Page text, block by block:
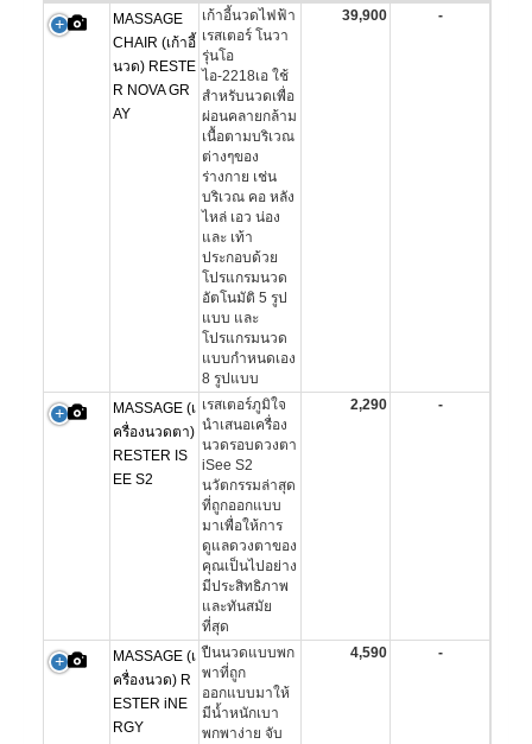
MASSAGE
CHAIR (เก้าอี้
นวด) RESTE
R NOVA GR
AY
เก้าอี้นวดไฟฟ้า
เรสเตอร์ โนวา
รุ่นโอ
ไอ-2218เอ ใช้
สําหรับนวดเพื่อ
ผ่อนคลายกล้าม
เนื้อตามบริเวณ
ต่างๆของ
ร่างกาย เช่น
บริเวณ คอ หลัง
ไหล่ เอว น่อง
และ เท้า
ประกอบด้วย
โปรแกรมนวด
อัตโนมัติ 5 รูป
แบบ และ
โปรแกรมนวด
แบบกำหนดเอง
8 รูปแบบ
39,900 -
MASSAGE (เ
ครื่องนวดตา)
RESTER IS
EE S2
เรสเตอร์ภูมิใจ
นำเสนอเครื่อง
นวดรอบดวงตา
iSee S2
นวัตกรรมล่าสุด
ที่ถูกออกแบบ
มาเพื่อให้การ
ดูแลดวงตาของ
คุณเป็นไปอย่าง
มีประสิทธิภาพ
และทันสมัย
ที่สุด
2,290 -
MASSAGE (เ
ครื่องนวด) R
ESTER iNE
RGY
ปืนนวดแบบพก
พาที่ถูก
ออกแบบมาให้
มีน้ำหนักเบา
พกพาง่าย จับ
4,590 -